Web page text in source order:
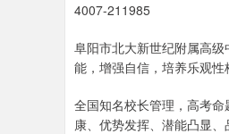
4007-211985
阜阳市北大新世纪附属高
能，增强自信，培养乐观性
全国知名校长管理，高考
康、优势发挥、潜能凸显、